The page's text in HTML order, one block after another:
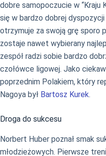
dobre samopoczucie w “Kraju
się w bardzo dobrej
otrzymuje za swoją grę sporo
zostaje nawet wybierany
zespół radzi sobie bardzo
czołówce ligowej. Jako
poprzednim Polakiem, który
Nagoya był Bartosz Kurek.
Droga do sukcesu
Norbert Huber poznał smak
młodzieżowych. Pierwsze